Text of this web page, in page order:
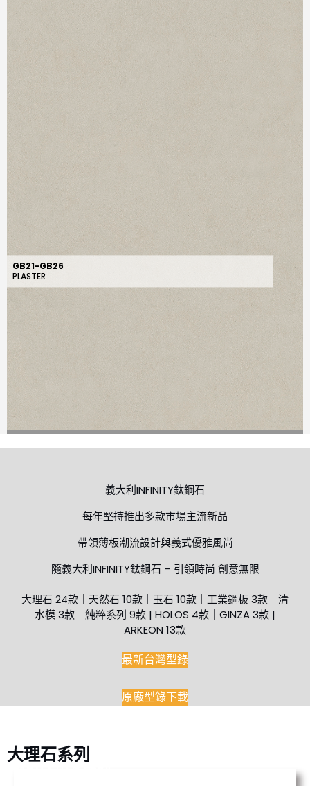
GB21-GB26
PLASTER
義大利INFINITY鈦鋼石
每年堅持推出多款市場主流新品
帶領薄板潮流設計與義式優雅風尚
隨義大利INFINITY鈦鋼石 – 引領時尚 創意無限
大理石 24款｜天然石 10款｜玉石 10款｜工業鋼板 3款｜清
水模 3款｜純粹系列 9款 | HOLOS 4款｜GINZA 3款 |
ARKEON 13款
最新台灣型錄
原廠型錄下載
大理石系列
MB02 山水雕刻